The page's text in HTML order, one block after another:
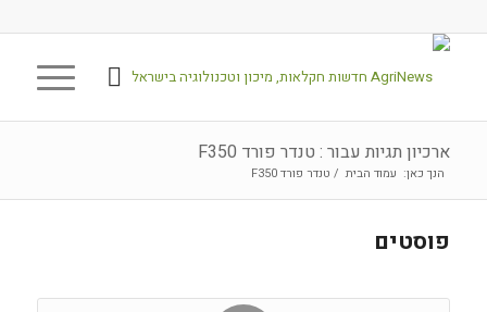
ארכיון תגיות עבור : טנדר פורד F350
הנך כאן: עמוד הבית / טנדר פורד F350
פוסטים